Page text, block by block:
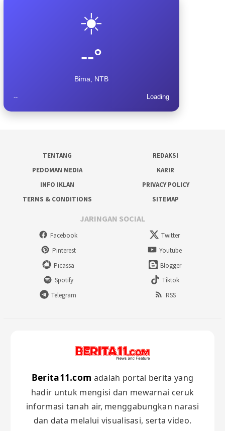
☀️
--°
Bima, NTB
-- Loading
TENTANG
REDAKSI
PEDOMAN MEDIA
KARIR
INFO IKLAN
PRIVACY POLICY
TERMS & CONDITIONS
SITEMAP
JARINGAN SOCIAL
Facebook
Twitter
Pinterest
Youtube
Picassa
Blogger
Spotify
Tiktok
Telegram
RSS
Berita11.com adalah portal berita yang
hadir untuk mengisi dan mewarnai ceruk
informasi tanah air, menggabungkan narasi
dan data melalui visualisasi, serta video.